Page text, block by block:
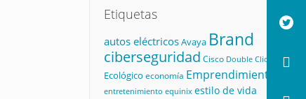
Etiquetas
autos eléctricosAvaya Brand
ciberseguridad Cisco Double Click
Ecológico economía Emprendimiento
entretenimiento equinix estilo de vida